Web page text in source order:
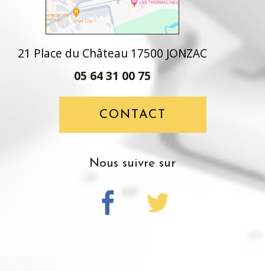
21 Place du Château 17500 JONZAC
05 64 31 00 75
CONTACT
Nous suivre sur